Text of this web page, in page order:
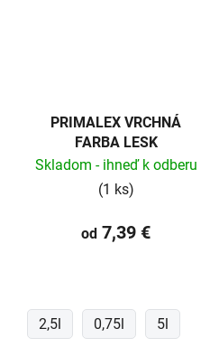
PRIMALEX VRCHNÁ
FARBA LESK
Skladom - ihneď k odberu
(1 ks)
od 7,39 €
2,5l 0,75l 5l